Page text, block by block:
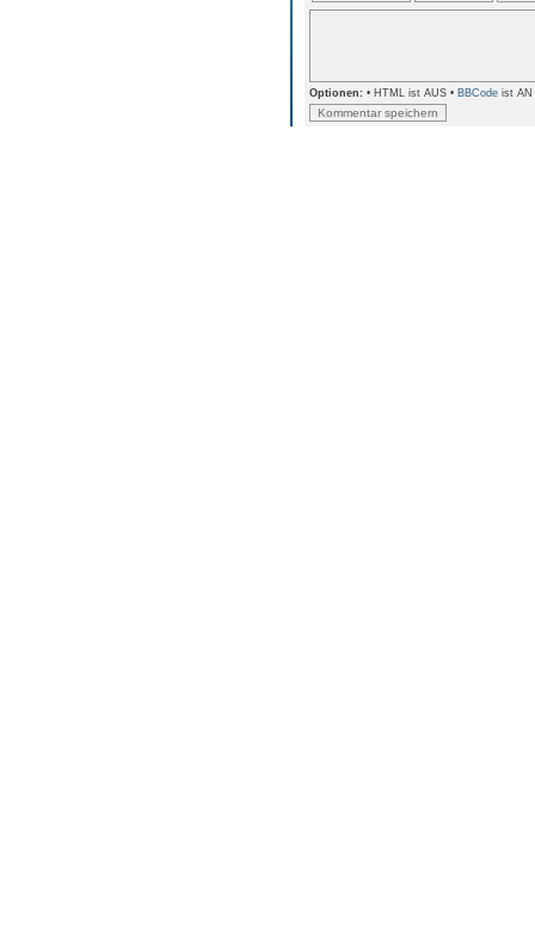
Optionen: • HTML ist AUS • BBCode ist AN